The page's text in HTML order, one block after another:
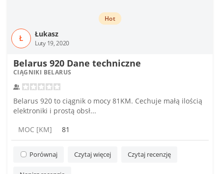
Ł Łukasz
Luty 19, 2020
Hot
Belarus 920 Dane techniczne
CIĄGNIKI BELARUS
Belarus 920 to ciągnik o mocy 81KM. Cechuje małą ilością
elektroniki i prostą obsł...
MOC [KM] 81
Porównaj Czytaj więcej Czytaj recenzję